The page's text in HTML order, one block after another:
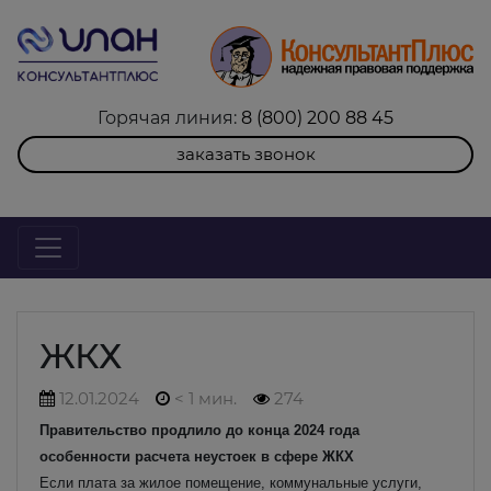
Горячая линия: 8 (800) 200 88 45
заказать звонок
ЖКХ
12.01.2024 < 1 мин. 274
Правительство продлило до конца 2024 года
особенности расчета неустоек в сфере ЖКХ
Если плата за жилое помещение, коммунальные услуги,